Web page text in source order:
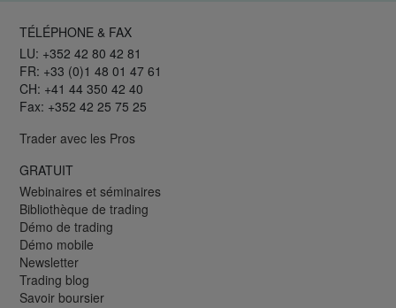
TÉLÉPHONE & FAX
LU: +352 42 80 42 81
FR: +33 (0)1 48 01 47 61
CH: +41 44 350 42 40
Fax: +352 42 25 75 25
Trader avec les Pros
GRATUIT
Webinaires et séminaires
Bibliothèque de trading
Démo de trading
Démo mobile
Newsletter
Trading blog
Savoir boursier